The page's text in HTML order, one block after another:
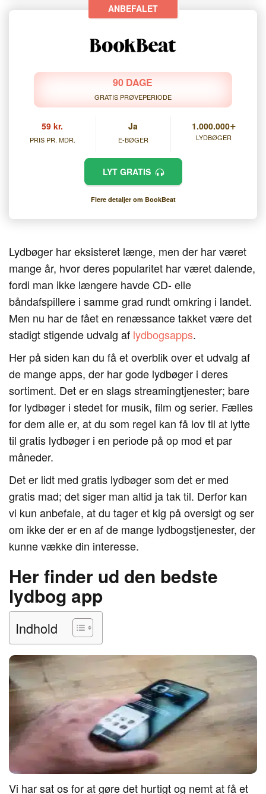
90 DAGE
GRATIS PRØVEPERIODE
59 kr.
PRIS PR. MDR.
Ja
E-BØGER
1.000.000+
LYDBØGER
LYT GRATIS
Flere detaljer om BookBeat
Lydbøger har eksisteret længe, men der har været
mange år, hvor deres popularitet har været dalende,
fordi man ikke længere havde CD- elle
båndafspillere i samme grad rundt omkring i landet.
Men nu har de fået en renæssance takket være det
stadigt stigende udvalg af lydbogsapps.
Her på siden kan du få et overblik over et udvalg af
de mange apps, der har gode lydbøger i deres
sortiment. Det er en slags streamingtjenester; bare
for lydbøger i stedet for musik, film og serier. Fælles
for dem alle er, at du som regel kan få lov til at lytte
til gratis lydbøger i en periode på op mod et par
måneder.
Det er lidt med gratis lydbøger som det er med
gratis mad; det siger man altid ja tak til. Derfor kan
vi kun anbefale, at du tager et kig på oversigt og ser
om ikke der er en af de mange lydbogstjenester, der
kunne vække din interesse.
Her finder ud den bedste
lydbog app
Indhold
Vi har sat os for at gøre det hurtigt og nemt at få et